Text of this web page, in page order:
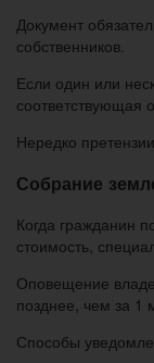
Документ
собственников.
Если один или
соответствующая
Нередко
Собрание
Когда гражданин
стоимость,
Оповещение
позднее, чем за 1
Способы